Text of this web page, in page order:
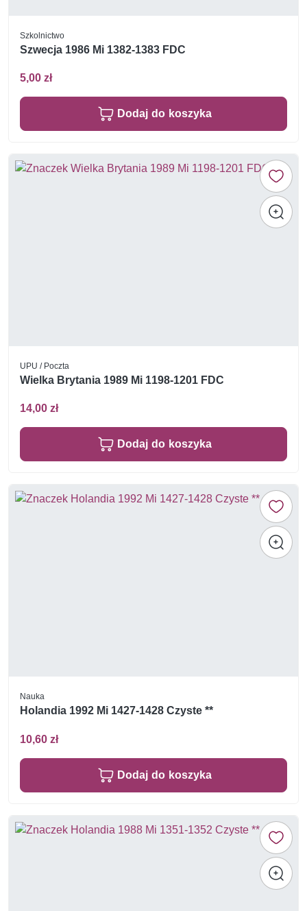
Szkolnictwo
Szwecja 1986 Mi 1382-1383 FDC
5,00 zł
Dodaj do koszyka
UPU / Poczta
Wielka Brytania 1989 Mi 1198-1201 FDC
14,00 zł
Dodaj do koszyka
Nauka
Holandia 1992 Mi 1427-1428 Czyste **
10,60 zł
Dodaj do koszyka